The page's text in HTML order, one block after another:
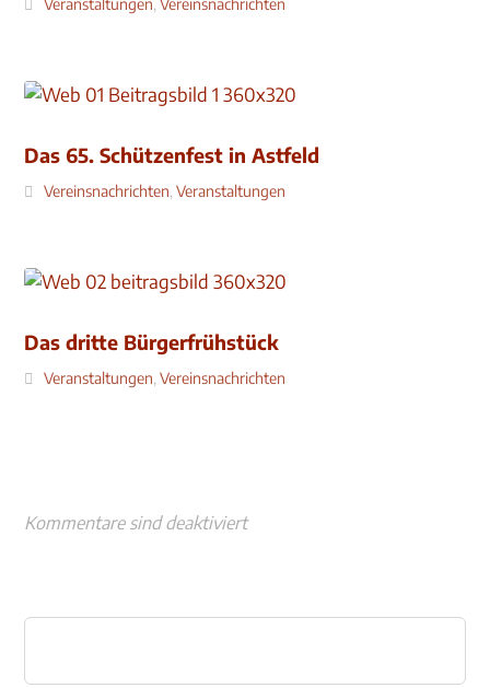
Veranstaltungen,Vereinsnachrichten
Das 65. Schützenfest in Astfeld
Vereinsnachrichten,Veranstaltungen
Das dritte Bürgerfrühstück
Veranstaltungen,Vereinsnachrichten
Kommentare sind deaktiviert